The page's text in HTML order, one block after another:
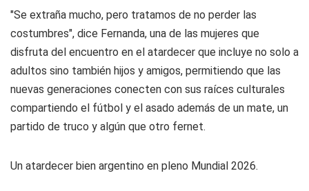
"Se extraña mucho, pero tratamos de no perder las
costumbres", dice Fernanda, una de las mujeres que
disfruta del encuentro en el atardecer que incluye no solo a
adultos sino también hijos y amigos, permitiendo que las
nuevas generaciones conecten con sus raíces culturales
compartiendo el fútbol y el asado además de un mate, un
partido de truco y algún que otro fernet.
Un atardecer bien argentino en pleno Mundial 2026.